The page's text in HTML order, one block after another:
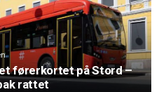
førerkortet på Stord –
rattet